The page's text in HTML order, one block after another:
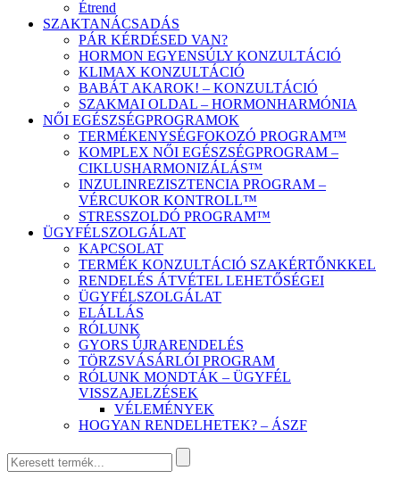
Étrend
SZAKTANÁCSADÁS
PÁR KÉRDÉSED VAN?
HORMON EGYENSÚLY KONZULTÁCIÓ
KLIMAX KONZULTÁCIÓ
BABÁT AKAROK! – KONZULTÁCIÓ
SZAKMAI OLDAL – HORMONHARMÓNIA
NŐI EGÉSZSÉGPROGRAMOK
TERMÉKENYSÉGFOKOZÓ PROGRAM™
KOMPLEX NŐI EGÉSZSÉGPROGRAM –
CIKLUSHARMONIZÁLÁS™
INZULINREZISZTENCIA PROGRAM –
VÉRCUKOR KONTROLL™
STRESSZOLDÓ PROGRAM™
ÜGYFÉLSZOLGÁLAT
KAPCSOLAT
TERMÉK KONZULTÁCIÓ SZAKÉRTŐNKKEL
RENDELÉS ÁTVÉTEL LEHETŐSÉGEI
ÜGYFÉLSZOLGÁLAT
ELÁLLÁS
RÓLUNK
GYORS ÚJRARENDELÉS
TÖRZSVÁSÁRLÓI PROGRAM
RÓLUNK MONDTÁK – ÜGYFÉL
VISSZAJELZÉSEK
VÉLEMÉNYEK
HOGYAN RENDELHETEK? – ÁSZF